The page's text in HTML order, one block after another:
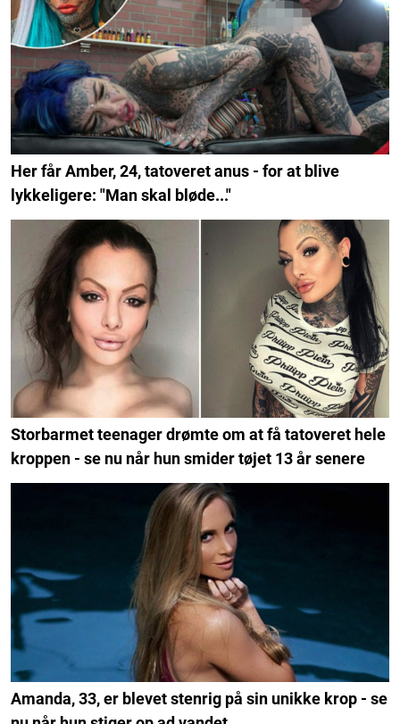
Her får Amber, 24, tatoveret anus - for at blive
lykkeligere: "Man skal bløde..."
Storbarmet teenager drømte om at få tatoveret hele
kroppen - se nu når hun smider tøjet 13 år senere
Amanda, 33, er blevet stenrig på sin unikke krop - se